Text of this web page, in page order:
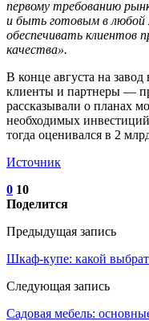
первому требованию
и быть готовым в любой
обеспечивать клиентов
качества».
В конце августа на
клиенты и партнеры —
рассказывали о планах
необходимых
тогда оценивался в 2
Источник
0 10
Поделится
Предыдущая запись
Шкаф-купе: какой
Следующая запись
Садовая мебель: